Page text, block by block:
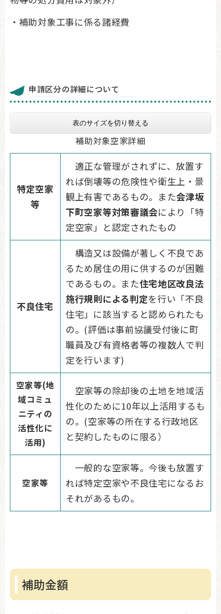
・補助対象工事に係る諸経費
申請区分の詳細について
表のサイズを切り替える
補助対象空家詳細
特定空家
等
適正な管理がされずに、放置す
れば倒壊等の危険性や衛生上・景
観上有害であるもの。また会津坂
下町空家等対策審議会により「特
定空家」と認定されたもの
不良住宅
構造又は設備が著しく不良であ
るため居住の用に供するのが困難
であるもの。また住宅地区改良法
施行規則による判定を行い「不良
住宅」に該当すると認められたも
の。(評価は事前協議受付後に町
職員及び有資格者等の複数人で判
定を行います)
空家等(地
域コミュ
ニティの
活性化に
活用)
空家等の除却後の土地を地域活
性化のために10年以上活用するも
の。(空家等の所在する行政地区
と契約したものに限る）
空家等
一般的な空家等。今後も放置す
れば特定空家や不良住宅になるお
それがあるもの。
補助金額